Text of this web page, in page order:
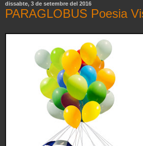
dissabte, 3 de setembre del 2016
PARAGLOBUS Poesia